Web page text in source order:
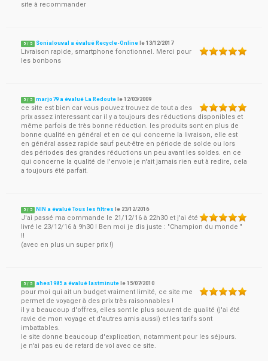
site à recommander
5 / 5 Sonialouval a évalué Recycle-Online le13/12/2017
Livraison rapide, smartphone fonctionnel. Merci pour
les bonbons
5 / 5 marjo79 a évalué La Redoute le12/03/2009
ce site est bien car vous pouvez trouvez de tout a des
prix assez interessant car il y a toujours des réductions disponibles et
même parfois de très bonne réduction. les produits sont en plus de
bonne qualité en général et en ce qui concerne la livraison, elle est
en général assez rapide sauf peut-être en période de solde ou lors
des périodes des grandes réductions un peu avant les soldes. en ce
qui concerne la qualité de l'envoie je n'ait jamais rien eut à redire, cela
a toujours été parfait.
5 / 5 NIN a évalué Tous les filtres le 23/12/2016
J'ai passé ma commande le 21/12/16 à 22h30 et j'ai été
livré le 23/12/16 à 9h30 ! Ben moi je dis juste : "Champion du monde "
!!
(avec en plus un super prix !)
5 / 5 ahes1985 a évalué lastminute le15/07/2010
pour moi qui ait un budget vraiment limité, ce site me
permet de voyager à des prix très raisonnables !
il y a beaucoup d'offres, elles sont le plus souvent de qualité (j'ai été
ravie de mon voyage et d'autres amis aussi) et les tarifs sont
imbattables.
le site donne beaucoup d'explication, notamment pour les séjours.
je n'ai pas eu de retard de vol avec ce site.